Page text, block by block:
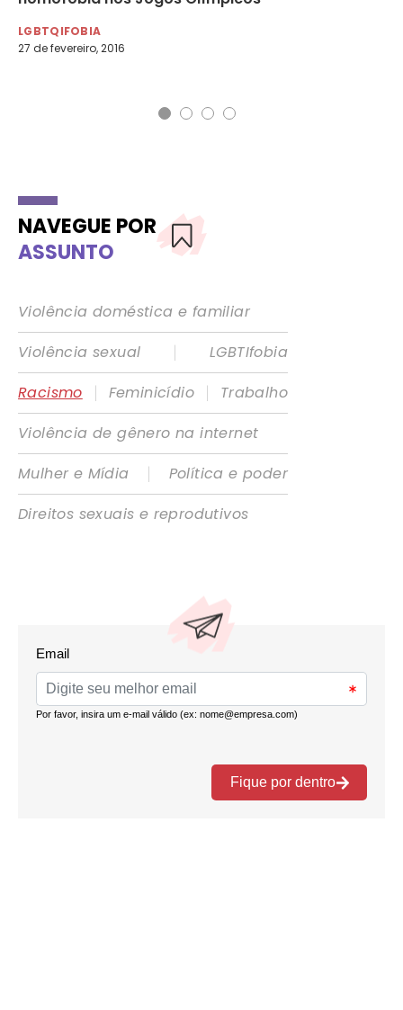
LGBTQIFOBIA
27 de fevereiro, 2016
NAVEGUE POR
ASSUNTO
Violência doméstica e familiar
Violência sexual
|
LGBTIfobia
Racismo
| Feminicídio |
Trabalho
Violência de gênero na internet
Mulher e Mídia
|
Política e poder
Direitos sexuais e reprodutivos